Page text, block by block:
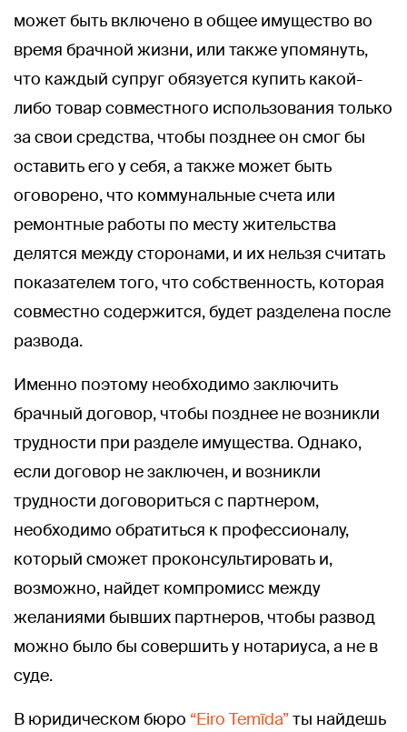
может быть включено в общее имущество во
время брачной жизни, или также упомянуть,
что каждый супруг обязуется купить какой-
либо товар совместного использования только
за свои средства, чтобы позднее он смог бы
оставить его у себя, а также может быть
оговорено, что коммунальные счета или
ремонтные работы по месту жительства
делятся между сторонами, и их нельзя считать
показателем того, что собственность, которая
совместно содержится, будет разделена после
развода.
Именно поэтому необходимо заключить
брачный договор, чтобы позднее не возникли
трудности при разделе имущества. Однако,
если договор не заключен, и возникли
трудности договориться с партнером,
необходимо обратиться к профессионалу,
который сможет проконсультировать и,
возможно, найдет компромисс между
желаниями бывших партнеров, чтобы развод
можно было бы совершить у нотариуса, а не в
суде.
В юридическом бюро “Eiro Temīda”ты найдешь